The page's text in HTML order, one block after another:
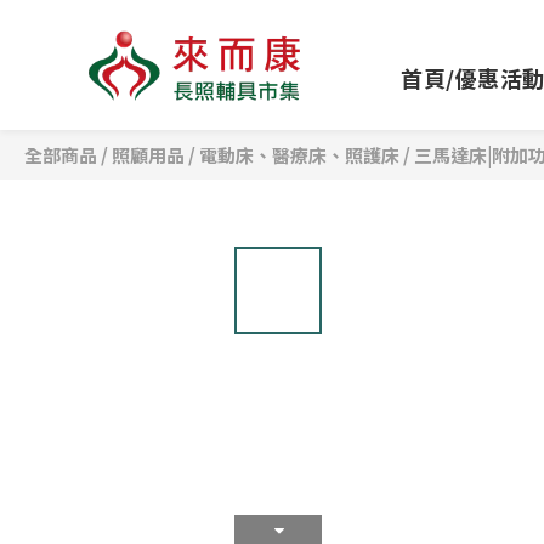
首頁/優惠活動
全部商品 /照顧用品 /電動床、醫療床、照護床 / 三馬達床|附加